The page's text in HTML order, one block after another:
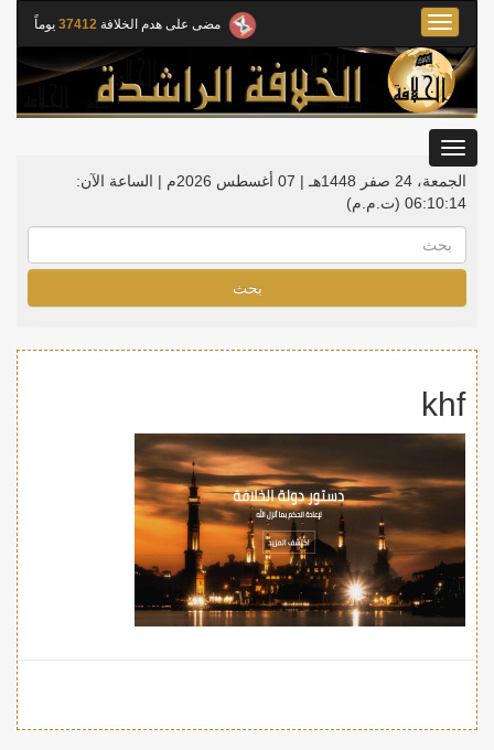
مضى على هدم الخلافة 37412 يوماً
Toggle
navigation
الجمعة، 24 صفر 1448هـ | 07 أغسطس 2026م |
الساعة الآن:
06:10:14 (ت.م.م)
بحث
khf